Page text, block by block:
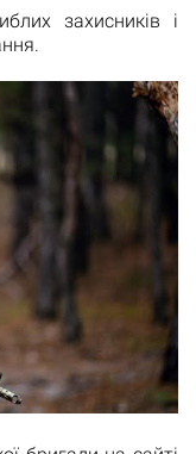
захисників і